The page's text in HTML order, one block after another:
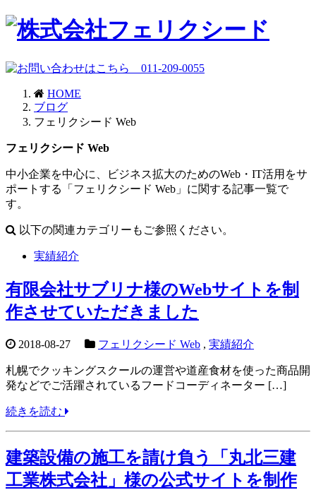
HOME
ブログ
フェリクシード Web
フェリクシード Web
中小企業を中心に、ビジネス拡大のためのWeb・IT活用をサ
ポートする「フェリクシード Web」に関する記事一覧で
す。
以下の関連カテゴリーもご参照ください。
実績紹介
有限会社サブリナ様のWebサイトを制
作させていただきました
2018-08-27 フェリクシード Web , 実績紹介
札幌でクッキングスクールの運営や道産食材を使った商品開
発などでご活躍されているフードコーディネーター […]
続きを読む
建築設備の施工を請け負う「丸北三建
工業株式会社」様の公式サイトを制作